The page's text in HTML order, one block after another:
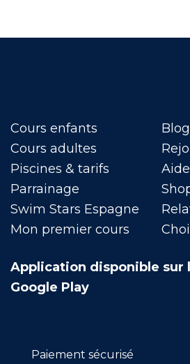
Cours enfants
Cours adultes
Piscines & tarifs
Parrainage
Swim Stars Espagne
Mon premier cours
Blog
Aide
Application disponible sur
Google Play
Paiement sécurisé